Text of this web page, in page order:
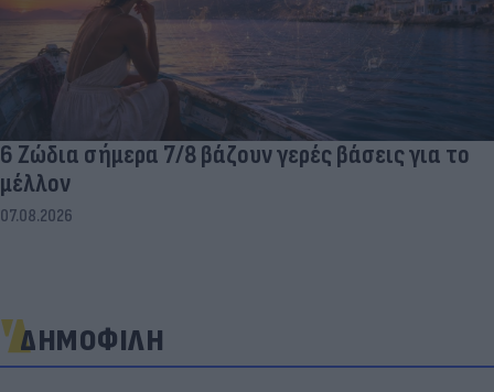
6 Ζώδια σήμερα 7/8 βάζουν γερές βάσεις για το
μέλλον
07.08.2026
ΔΗΜΟΦΙΛΗ